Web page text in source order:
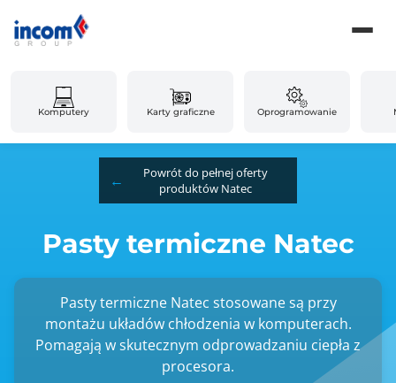
Komputery Karty graficzne Oprogramowanie
Powrót do pełnej oferty
produktów Natec
Pasty termiczne Natec
Pasty termiczne Natec stosowane są przy
montażu układów chłodzenia w komputerach.
Pomagają w skutecznym odprowadzaniu ciepła z
procesora.